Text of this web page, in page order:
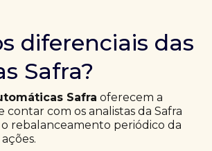
diferenciais das
Safra?
Safra oferecem a
contar com os analistas da Safra
rebalanceamento periódico da